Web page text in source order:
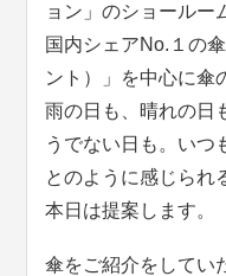
ョン」のショールー
国内シェアNo.１の
ント）」を中心に傘
雨の日も、晴れの日
うでない日も。いつ
とのように感じられ
本日は提案します。
傘をご紹介をしてい